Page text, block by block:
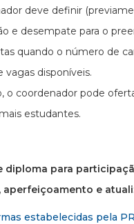
deve definir
e desempate para o
quando o número de
vagas disponíveis.
o coordenador pode
estudantes.
diploma para
aperfeiçoamento e
estabelecidas pela